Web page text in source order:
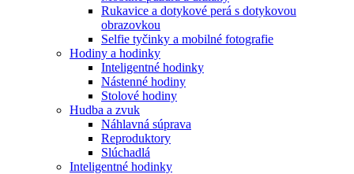
Rukavice a dotykové perá s dotykovou
obrazovkou
Selfie tyčinky a mobilné fotografie
Hodiny a hodinky
Inteligentné hodinky
Nástenné hodiny
Stolové hodiny
Hudba a zvuk
Náhlavná súprava
Reproduktory
Slúchadlá
Inteligentné hodinky